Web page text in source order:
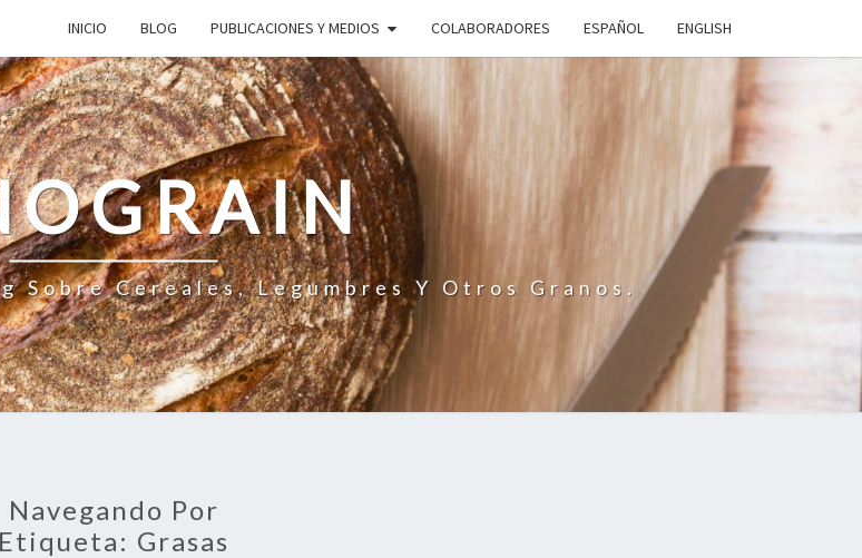
INICIO BLOG PUBLICACIONES Y MEDIOS COLABORADORES ESPAÑOL ENGLISH
Sobre Cereales, Legumbres Y Otros Granos.
Navegando Por
Etiqueta: Grasas